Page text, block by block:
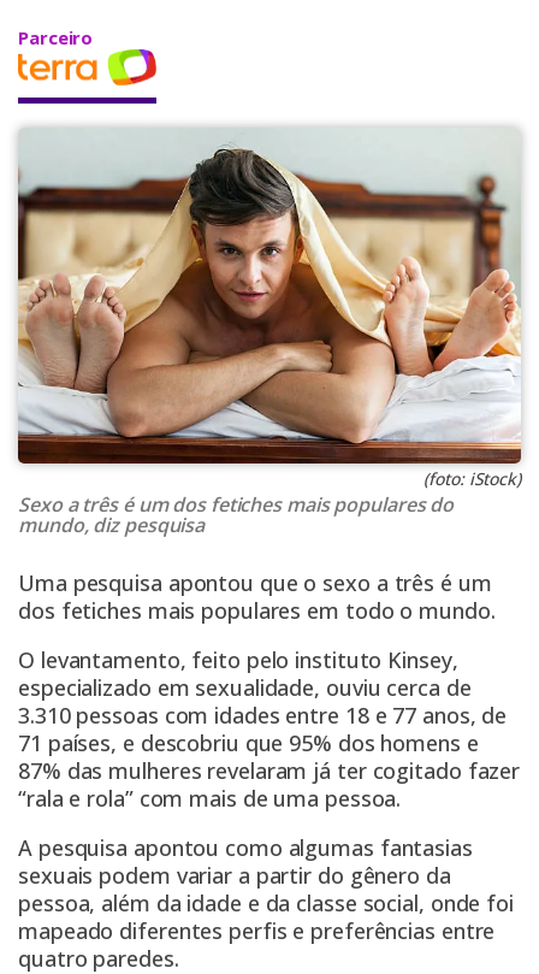
Parceiro
(foto: iStock)
Sexo a três é um dos fetiches mais populares do
mundo, diz pesquisa
Uma pesquisa apontou que o sexo a três é um
dos fetiches mais populares em todo o mundo.
O levantamento, feito pelo instituto Kinsey,
especializado em sexualidade, ouviu cerca de
3.310 pessoas com idades entre 18 e 77 anos, de
71 países, e descobriu que 95% dos homens e
87% das mulheres revelaram já ter cogitado fazer
“rala e rola” com mais de uma pessoa.
A pesquisa apontou como algumas fantasias
sexuais podem variar a partir do gênero da
pessoa, além da idade e da classe social, onde foi
mapeado diferentes perfis e preferências entre
quatro paredes.